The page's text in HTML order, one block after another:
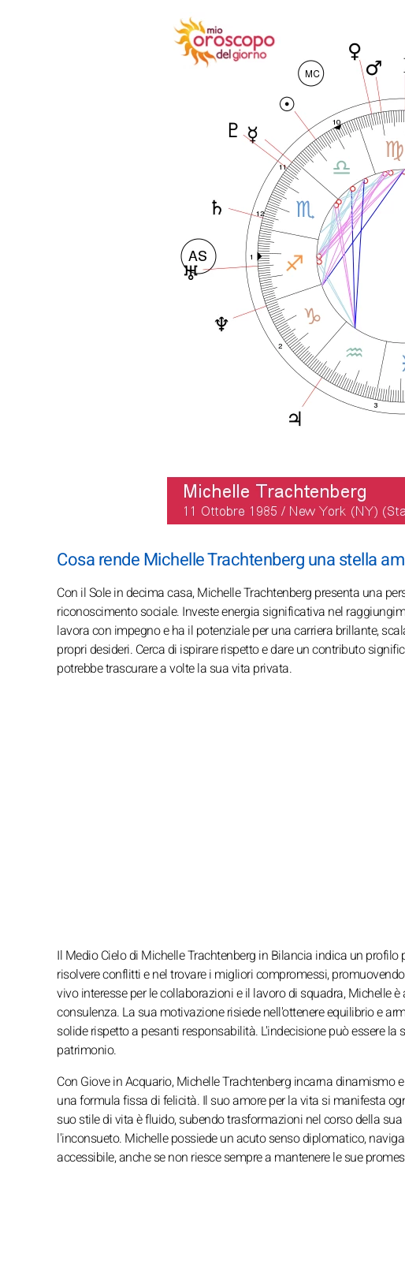
Cosa rende Michelle Trachtenberg una stella
Con il Sole in decima casa, Michelle Trachtenberg presenta una
riconoscimento sociale. Investe energia significativa nel
lavora con impegno e ha il potenziale per una carriera brillante,
propri desideri. Cerca di ispirare rispetto e dare un contributo
potrebbe trascurare a volte la sua vita privata.
Il Medio Cielo di Michelle Trachtenberg in Bilancia indica un
risolvere conflitti e nel trovare i migliori compromessi,
vivo interesse per le collaborazioni e il lavoro di squadra, Michelle
consulenza. La sua motivazione risiede nell'ottenere equilibrio e
solide rispetto a pesanti responsabilità. L'indecisione può essere
patrimonio.
Con Giove in Acquario, Michelle Trachtenberg incarna
una formula fissa di felicità. Il suo amore per la vita si manifesta
suo stile di vita è fluido, subendo trasformazioni nel corso della
l'inconsueto. Michelle possiede un acuto senso diplomatico,
accessibile, anche se non riesce sempre a mantenere le sue